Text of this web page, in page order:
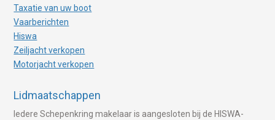
Taxatie van uw boot
Vaarberichten
Hiswa
Zeiljacht verkopen
Motorjacht verkopen
Lidmaatschappen
Iedere Schepenkring makelaar is aangesloten bij de HISWA-